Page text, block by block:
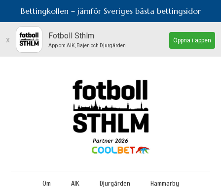
Bettingkollen – jämför Sveriges bästa bettingsidor
x Fotboll Sthlm
App om AIK, Bajen och Djurgården
Öppna i appen
Om AIK Djurgården Hammarby